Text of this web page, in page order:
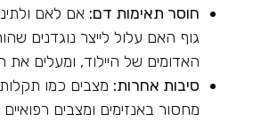
חוסר תאימות דם: אם לאם
גוף האם עלול לייצר נוגדנים
האדומים של היילוד, ומעלים את
סיבות אחרות: מצבים כמו
מחסור באנזימים ומצבים